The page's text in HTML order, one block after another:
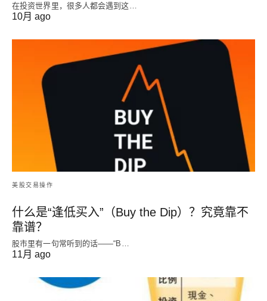
在投资世界里，很多人都会遇到这…
10月 ago
美股交易操作
什么是“逢低买入”（Buy the Dip）？究竟靠不
靠谱？
股市里有一句常听到的话——“B…
11月 ago